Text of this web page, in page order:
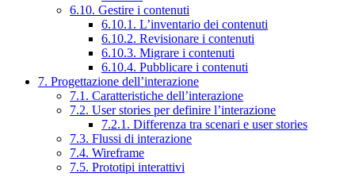
6.10. Gestire i contenuti
6.10.1. L’inventario dei contenuti
6.10.2. Revisionare i contenuti
6.10.3. Migrare i contenuti
6.10.4. Pubblicare i contenuti
7. Progettazione dell’interazione
7.1. Caratteristiche dell’interazione
7.2. User stories per definire l’interazione
7.2.1. Differenza tra scenari e user stories
7.3. Flussi di interazione
7.4. Wireframe
7.5. Prototipi interattivi